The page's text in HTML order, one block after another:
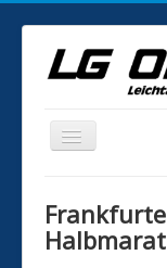
News